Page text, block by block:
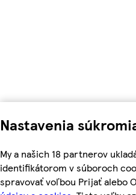
Nastavenia
My a našich 18 partnerov
identifikátorom v súboroch
spravovať voľbou Prijať alebo